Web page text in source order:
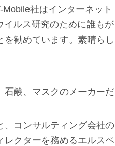
社はインターネット
ルス研究のために誰もが
勧めています。素晴らし
石鹸、マスクのメーカーだ
、コンサルティング会社の
レクターを務めるエルスペ